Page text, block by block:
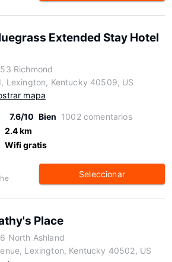
Extended Stay Hotel
Richmond
Lexington, Kentucky 40509, US
mapa
7.6/10 Bien 1002 comentarios
2.4 km
Wifi gratis
Seleccionar
Place
North Ashland
Lexington, Kentucky 40502, US